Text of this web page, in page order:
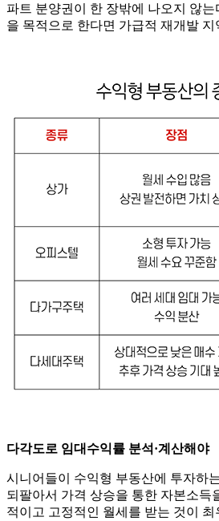
파트 분양권이 한 장밖에 나오지 않
을 목적으로 한다면 가급적 재개발
다각도로 임대수익률 분석·계산해야
시니어들이 수익형 부동산에 투자하
되팔아서 가격 상승을 통한 자본소득
적이고 고정적인 월세를 받는 것이